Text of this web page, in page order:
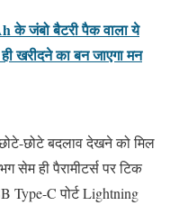
के जंबो बैटरी पैक वाला ये
खरीदने का बन जाएगा मन
छोटे बदलाव देखने को मिल
ही पैरामीटर्स पर टिक
C पोर्ट Lightning